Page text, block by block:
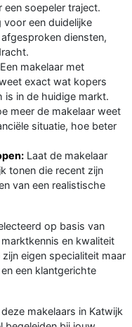
soepeler traject.
voor een duidelijke
diensten,
Een makelaar met
exact wat kopers
is in de huidige markt.
meer de makelaar weet
situatie, hoe beter
Laat de makelaar
tonen die recent zijn
van een realistische
op basis van
en kwaliteit
eigen specialiteit maar
een klantgerichte
makelaars in Katwijk